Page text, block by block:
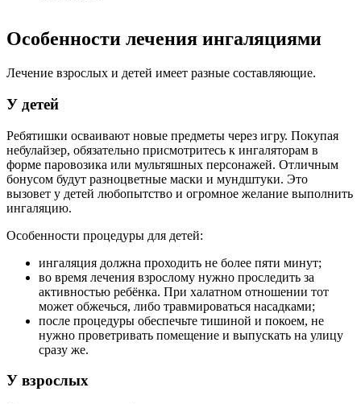
Особенности лечения ингаляциями
Лечение взрослых и детей имеет разные составляющие.
У детей
Ребятишки осваивают новые предметы через игру. Покупая
небулайзер, обязательно присмотритесь к ингаляторам в
форме паровозика или мультяшных персонажей. Отличным
бонусом будут разноцветные маски и мундштуки. Это
вызовет у детей любопытство и огромное желание выполнить
ингаляцию.
Особенности процедуры для детей:
ингаляция должна проходить не более пяти минут;
во время лечения взрослому нужно проследить за
активностью ребёнка. При халатном отношении тот
может обжечься, либо травмироваться насадками;
после процедуры обеспечьте тишиной и покоем, не
нужно проветривать помещение и выпускать на улицу
сразу же.
У взрослых